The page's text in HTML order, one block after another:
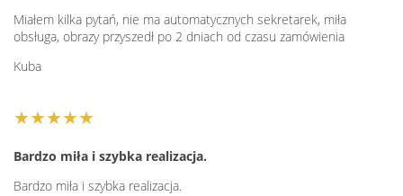
Miałem kilka pytań, nie ma automatycznych sekretarek, miła
obsługa, obrazy przyszedł po 2 dniach od czasu zamówienia
Kuba
★★★★★
Bardzo miła i szybka realizacja.
Bardzo miła i szybka realizacja.